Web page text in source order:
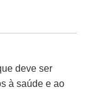
deve ser
à saúde e ao